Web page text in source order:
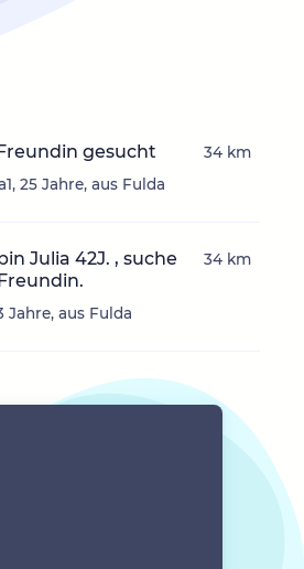
gesucht
25 Jahre, aus Fulda
34 km
Julia 42J. , suche
Jahre, aus Fulda
34 km